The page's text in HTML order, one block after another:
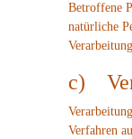
Betroffene
natürliche
c)
Verfahren